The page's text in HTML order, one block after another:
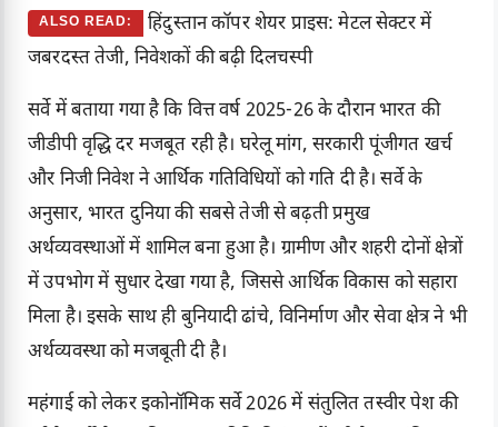
ALSO READ:
हिंदुस्तान कॉपर शेयर प्राइस: मेटल सेक्टर में
जबरदस्त तेजी, निवेशकों की बढ़ी दिलचस्पी
सर्वे में बताया गया है कि वित्त वर्ष 2025-26 के दौरान भारत की
जीडीपी वृद्धि दर मजबूत रही है। घरेलू मांग, सरकारी पूंजीगत खर्च
और निजी निवेश ने आर्थिक गतिविधियों को गति दी है। सर्वे के
अनुसार, भारत दुनिया की सबसे तेजी से बढ़ती प्रमुख
अर्थव्यवस्थाओं में शामिल बना हुआ है। ग्रामीण और शहरी दोनों क्षेत्रों
में उपभोग में सुधार देखा गया है, जिससे आर्थिक विकास को सहारा
मिला है। इसके साथ ही बुनियादी ढांचे, विनिर्माण और सेवा क्षेत्र ने भी
अर्थव्यवस्था को मजबूती दी है।
महंगाई को लेकर इकोनॉमिक सर्वे 2026 में संतुलित तस्वीर पेश की